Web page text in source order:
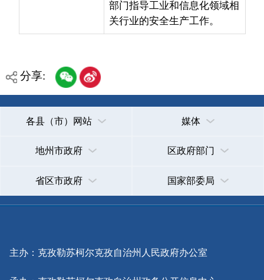
媒体
省区市政府
主办：克孜勒苏柯尔克孜自治州人民政府办公室
承办：克孜勒苏柯尔克孜自治州政务公开信息中心
政府网站标识码：6530000002 法律声明 关于我们